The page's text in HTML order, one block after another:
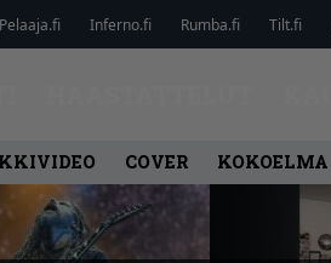
Pelaaja.fi Inferno.fi Rumba.fi Tilt.fi
COVER KOKOELMA